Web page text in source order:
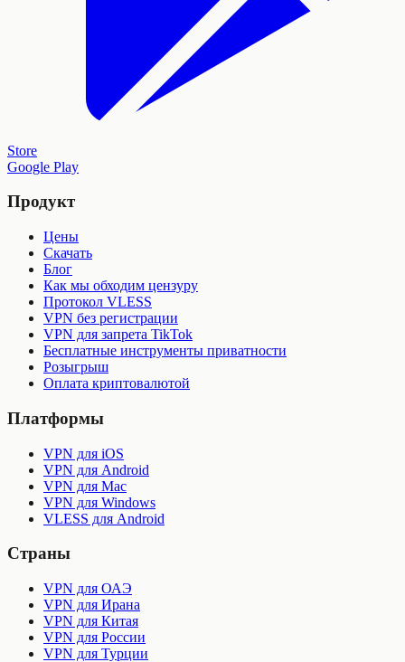
Store
Google Play
Продукт
Цены
Скачать
Блог
Как мы обходим цензуру
Протокол VLESS
VPN без регистрации
VPN для запрета TikTok
Бесплатные инструменты приватности
Розыгрыш
Оплата криптовалютой
Платформы
VPN для iOS
VPN для Android
VPN для Mac
VPN для Windows
VLESS для Android
Страны
VPN для ОАЭ
VPN для Ирана
VPN для Китая
VPN для России
VPN для Турции